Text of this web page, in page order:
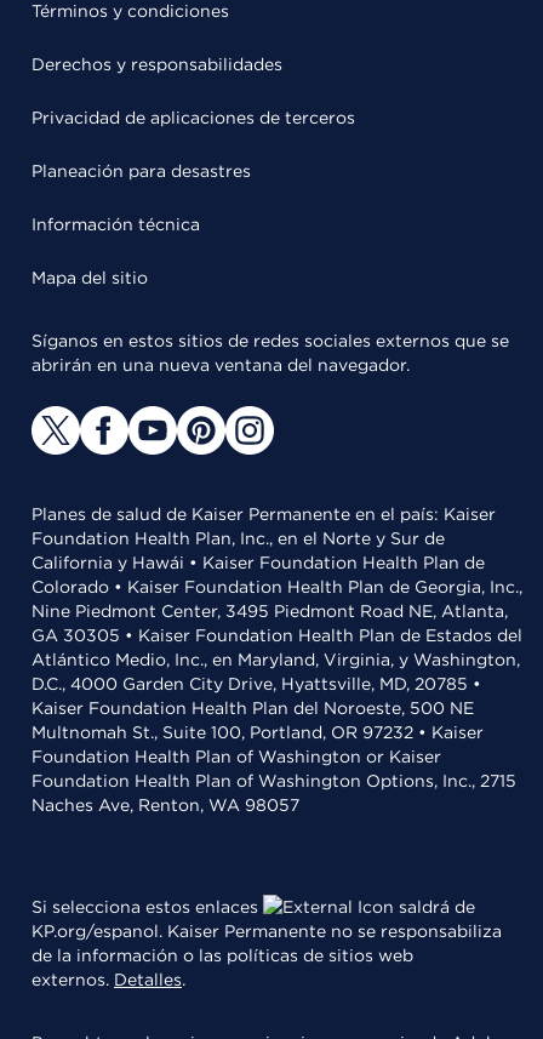
Términos y condiciones
Derechos y responsabilidades
Privacidad de aplicaciones de terceros
Planeación para desastres
Información técnica
Mapa del sitio
Síganos en estos sitios de redes sociales externos que se
abrirán en una nueva ventana del navegador.
Planes de salud de Kaiser Permanente en el país: Kaiser
Foundation Health Plan, Inc., en el Norte y Sur de
California y Hawái • Kaiser Foundation Health Plan de
Colorado • Kaiser Foundation Health Plan de Georgia, Inc.,
Nine Piedmont Center, 3495 Piedmont Road NE, Atlanta,
GA 30305 • Kaiser Foundation Health Plan de Estados del
Atlántico Medio, Inc., en Maryland, Virginia, y Washington,
D.C., 4000 Garden City Drive, Hyattsville, MD, 20785 •
Kaiser Foundation Health Plan del Noroeste, 500 NE
Multnomah St., Suite 100, Portland, OR 97232 • Kaiser
Foundation Health Plan of Washington or Kaiser
Foundation Health Plan of Washington Options, Inc., 2715
Naches Ave, Renton, WA 98057
Si selecciona estos enlaces
saldrá de
KP.org/espanol. Kaiser Permanente no se responsabiliza
de la información o las políticas de sitios web
externos. Detalles.